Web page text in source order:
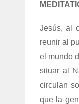
Jesús, al
reunir al
el mundo
situar al
circulan
que la